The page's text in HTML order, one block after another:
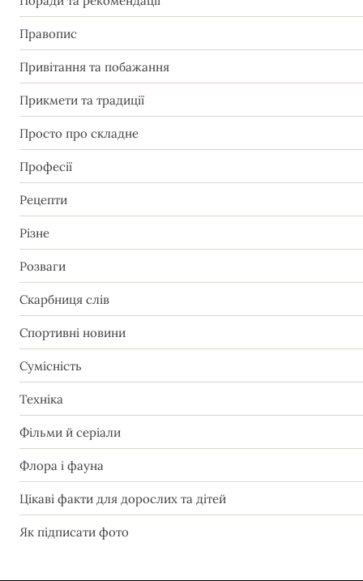
Правопис
Привітання та побажання
Прикмети та традиції
Просто про складне
Професії
Рецепти
Різне
Розваги
Скарбниця слів
Спортивні новини
Сумісність
Техніка
Фільми й серіали
Флора і фауна
Цікаві факти для дорослих та дітей
Як підписати фото